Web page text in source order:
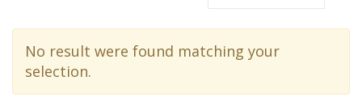
No result were found matching your
selection.